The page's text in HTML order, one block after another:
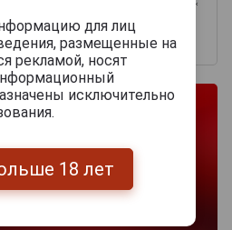
для лиц
размещенные на
рекламой, носят
исключительно
18 лет